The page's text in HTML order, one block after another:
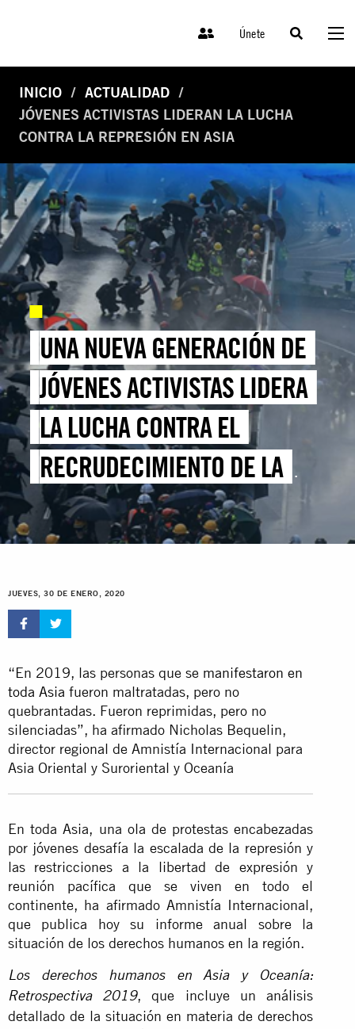
Únete
INICIO
ACTUALIDAD
JÓVENES ACTIVISTAS LIDERAN LA LUCHA
CONTRA LA REPRESIÓN EN ASIA
UNA NUEVA GENERACIÓN DE
JÓVENES ACTIVISTAS LIDERA
LA LUCHA CONTRA EL
RECRUDECIMIENTO DE LA
REPRESIÓN EN ASIA
JUEVES, 30 DE ENERO, 2020
“En 2019, las personas que se manifestaron en
toda Asia fueron maltratadas, pero no
quebrantadas. Fueron reprimidas, pero no
silenciadas”, ha afirmado Nicholas Bequelin,
director regional de Amnistía Internacional para
Asia Oriental y Suroriental y Oceanía
En toda Asia, una ola de protestas encabezadas
por jóvenes desafía la escalada de la represión y
las restricciones a la libertad de expresión y
reunión pacífica que se viven en todo el
continente, ha afirmado Amnistía Internacional,
que publica hoy su informe anual sobre la
situación de los derechos humanos en la región.
Los derechos humanos en Asia y Oceanía:
Retrospectiva 2019, que incluye un análisis
detallado de la situación en materia de derechos